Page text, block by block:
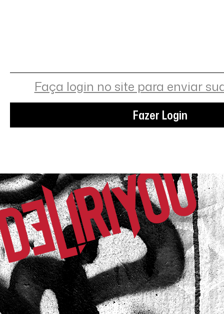
Faça login no site para enviar
Fazer Login